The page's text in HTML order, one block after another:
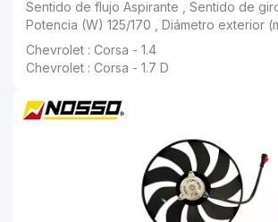
Chevrolet : Corsa - 1.7 D